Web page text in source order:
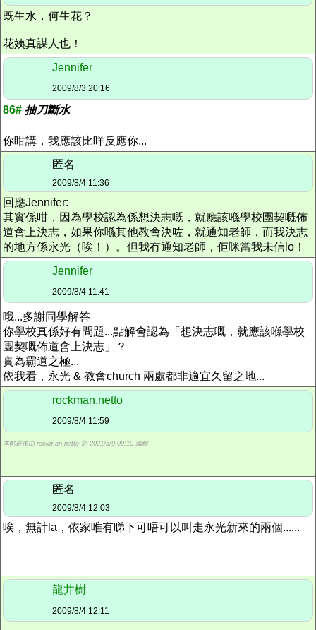
既生水，何生花？
花姨真謀人也！
Jennifer
2009/8/3 20:16
86# 抽刀斷水
你咁講，我應該比咩反應你...
匿名
2009/8/4 11:36
回應Jennifer:
其實係咁，因為學校認為係想決志嘅，就應該喺學校團契嘅佈
道會上決志，如果你喺其他教會決咗，就通知老師，而我決志
的地方係永光（唉！）。但我冇通知老師，佢咪當我未信lo！
Jennifer
2009/8/4 11:41
哦...多謝同學解答
你學校真係好有問題...點解會認為「想決志嘅，就應該喺學校
團契嘅佈道會上決志」？
實為霸道之極...
依我看，永光 & 教會church 兩處都非適宜久留之地...
rockman.netto
2009/8/4 11:59
本帖最後由 rockman.netto 於 2021/5/9 00:10 編輯
匿名
2009/8/4 12:03
唉，無計la，依家唯有睇下可唔可以叫走永光新來的兩個......
龍井樹
2009/8/4 12:11